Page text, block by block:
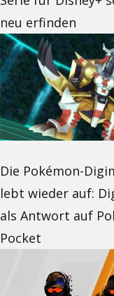
neu erfinden
Die Pokémon-
lebt wieder auf:
als Antwort auf
Pocket